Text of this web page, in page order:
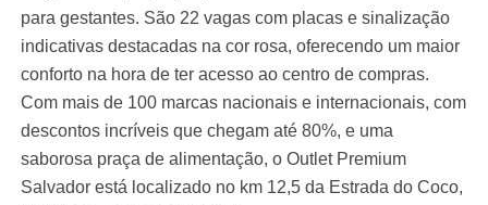
para gestantes. São 22 vagas com placas e sinalização
indicativas destacadas na cor rosa, oferecendo um maior
conforto na hora de ter acesso ao centro de compras.
Com mais de 100 marcas nacionais e internacionais, com
descontos incríveis que chegam até 80%, e uma
saborosa praça de alimentação, o Outlet Premium
Salvador está localizado no km 12,5 da Estrada do Coco,